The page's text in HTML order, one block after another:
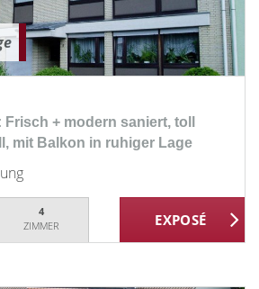
+ modern saniert, toll
mit Balkon in ruhiger Lage
4
ZIMMER